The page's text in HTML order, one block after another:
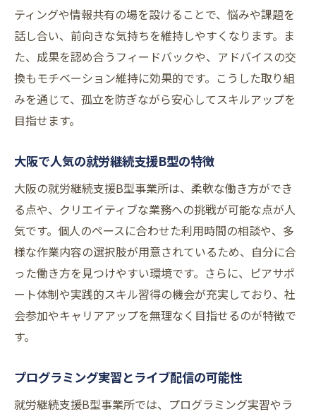
ティングや情報共有の場を設けることで、悩みや課題を
話し合い、前向きな気持ちを維持しやすくなります。ま
た、成果を認め合うフィードバックや、アドバイスの交
換もモチベーション維持に効果的です。こうした取り組
みを通じて、孤立を防ぎながら安心してスキルアップを
目指せます。
大阪で人気の就労継続支援B型の特徴
大阪の就労継続支援B型事業所は、柔軟な働き方ができ
る点や、クリエイティブな業務への挑戦が可能な点が人
気です。個人のペースに合わせた利用時間の相談や、多
様な作業内容の選択肢が用意されているため、自分に合
った働き方を見つけやすい環境です。さらに、ピアサポ
ート体制や実践的スキル習得の機会が充実しており、社
会参加やキャリアアップを無理なく目指せるのが特徴で
す。
プログラミング実習とライブ配信の可能性
就労継続支援B型事業所では、プログラミング実習やラ